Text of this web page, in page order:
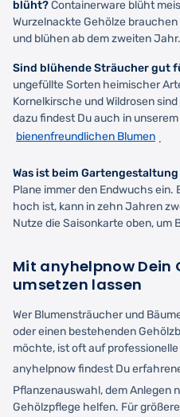
blüht?Containerware blüht
Wurzelnackte Gehölze
und blühen ab dem zweiten Jahr.
Sind blühende Sträucher gut
ungefüllte Sorten heimischer
Kornelkirsche und Wildrosen
dazu findest Du auch in
bienenfreundlichen Blumen .
Was ist beim
Plane immer den Endwuchs
hoch ist, kann in zehn Jahren
Nutze die Saisonkarte oben,
Mit anyhelpnow Dein
umsetzen lassen
Wer Blumensträucher und
oder einen bestehenden
möchte, ist oft auf
anyhelpnow findest Du
Pflanzenauswahl, dem Anlegen
Gehölzpflege helfen. Für